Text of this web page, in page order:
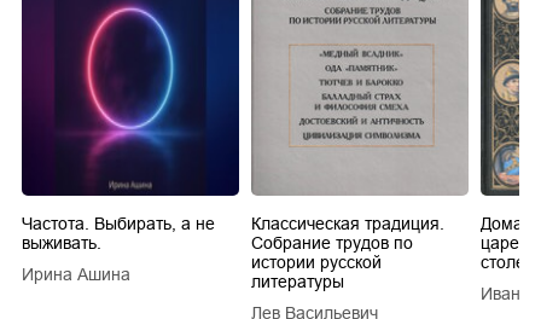
Частота. Выбирать, а не
выживать.
Ирина Ашина
Классическая традиция.
Собрание трудов по
истории русской
литературы
Лев Васильевич
царей
Иван